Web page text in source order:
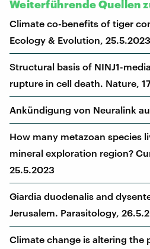
Weiterführende Quellen
Climate co-benefits of tiger
Ecology & Evolution, 25.5.2023
Structural basis of NINJ1-
rupture in cell death. Nature,
Ankündigung von Neuralink
How many metazoan species
mineral exploration region?
25.5.2023
Giardia duodenalis and
Jerusalem. Parasitology,
Climate change is altering the